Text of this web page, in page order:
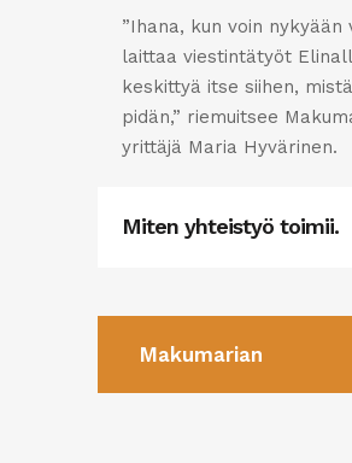
”Ihana, kun voin nykyään
laittaa viestintätyöt
keskittyä itse siihen,
pidän,” riemuitsee
yrittäjä Maria Hyvärinen.
Miten yhteistyö toimii.
Makumarian